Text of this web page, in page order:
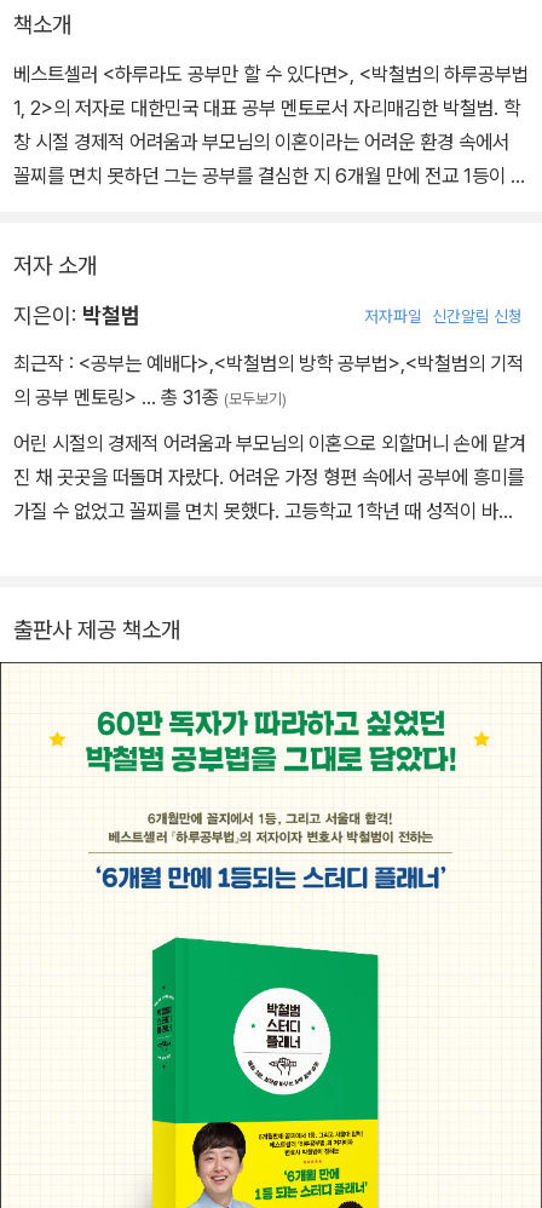
책소개
베스트셀러 <하루라도 공부만 할 수 있다면>, <박철범의 하루공부법
1, 2>의 저자로 대한민국 대표 공부 멘토로서 자리매김한 박철범. 학
창 시절 경제적 어려움과 부모님의 이혼이라는 어려운 환경 속에서
꼴찌를 면치 못하던 그는 공부를 결심한 지 6개월 만에 전교 1등이 되
철범의 공부법을 그대로 따라해 볼 수 있도록 구성된 스터디플래너
다.
6개월 만에 비약적인 성적 향상이라는 놀라운 결과를 가져왔던 박철
범의 공부·시험·성적·생활·시간 관리를 그대로 따라해볼 수 있도록 구
성됐다. 공부 계획부터 실천까지 공부의 모든 것을 정리한 "하루공부
법 사전"을 통해 공부에 대해 궁금한 점을 필요할 때마다 찾아볼 수
있도록 했다. 더불어 박철범 공부멘토가 직접 들려주는 매일매일 멘
저자 소개
지은이: 박철범 저자파일 신간알림 신청
최근작 : <공부는 예배다>,<박철범의 방학 공부법>,<박철범의 기적
의 공부 멘토링> … 총 31종 (모두보기)
어린 시절의 경제적 어려움과 부모님의 이혼으로 외할머니 손에 맡겨
진 채 곳곳을 떠돌며 자랐다. 어려운 가정 형편 속에서 공부에 흥미를
가질 수 없었고 꼴찌를 면치 못했다. 고등학교 1학년 때 성적이 바닥
뛰어들었고, 고려대학교 법학과에서 4년 전액장학금을 받고 공부했
신의 공부 노하우를 전하고 있다. 10만 부 베스트셀러가 된 『하루라
도 공부만 할 수 있다면』을 비롯해 『박철범의 하루 공부법』 『박철범
플래너』 『가짜 1등 배동구』 등을 집필했다. 대한민국 청소년 분야에
서 베스트셀러 1위에 가장 많이 오른 작가이며 그의 책들은 중국, 대
만, 홍콩, 싱가포르 등 세계 각국의 언어로도 출간되었다.
출판사 제공 책소개